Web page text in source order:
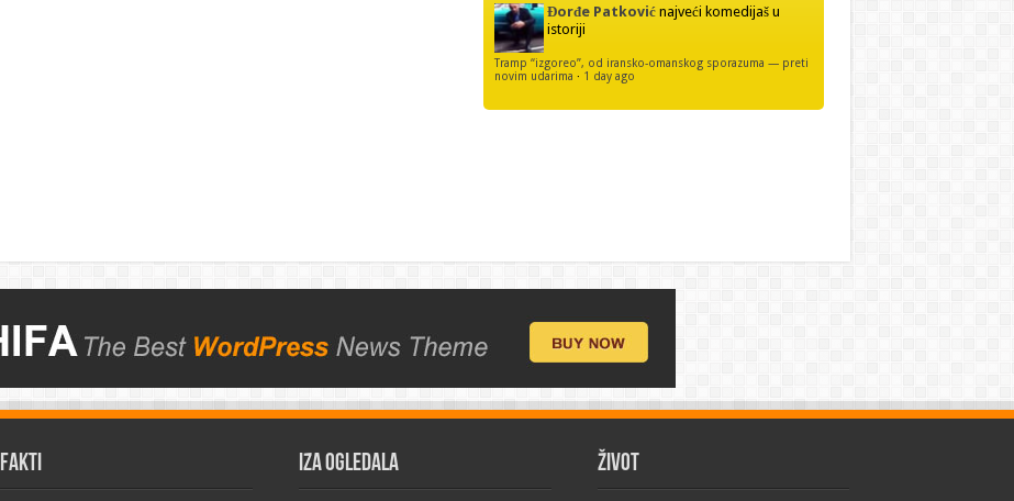
Đorđe Patković najveći komedijaš u
istoriji
Tramp “izgoreo”, od iransko-omanskog sporazuma — preti
novim udarima · 1 day ago
FAKTI IZA OGLEDALA ŽIVOT